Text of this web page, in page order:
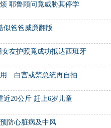
耶鲁顾问竟威胁其停学
似爸爸威廉翻版
友护照竟成功抵达西班牙
白宫或禁总统再自拍
近20公斤 赶上6岁儿童
防心脏病及中风